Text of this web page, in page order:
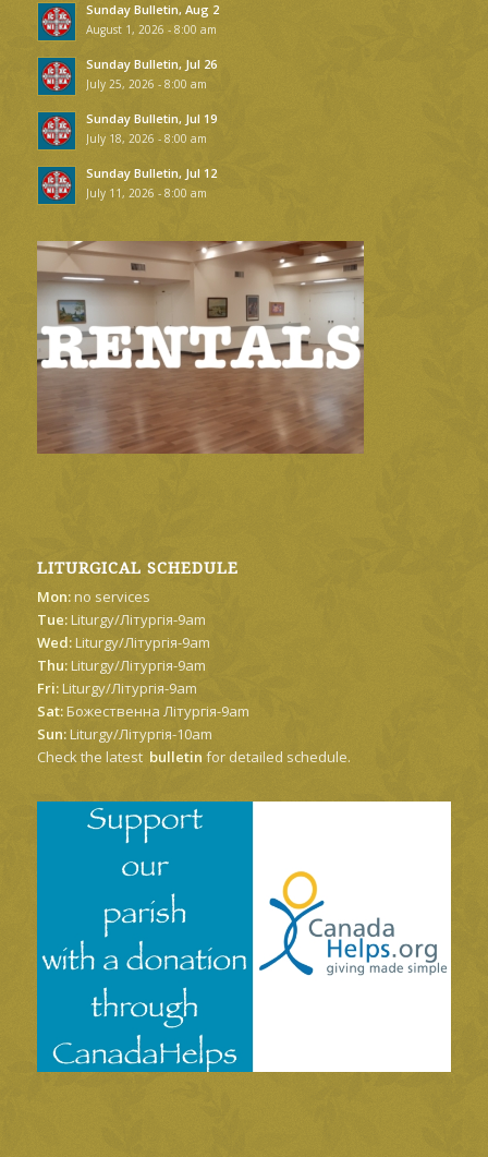
Sunday Bulletin, Aug 2
August 1, 2026 - 8:00 am
Sunday Bulletin, Jul 26
July 25, 2026 - 8:00 am
Sunday Bulletin, Jul 19
July 18, 2026 - 8:00 am
Sunday Bulletin, Jul 12
July 11, 2026 - 8:00 am
LITURGICAL SCHEDULE
Mon:no services
Tue:Liturgy/Літургія-9am
Wed:Liturgy/Літургія-9am
Thu:Liturgy/Літургія-9am
Fri:Liturgy/Літургія-9am
Sat:Божественна Літургія-9am
Sun:Liturgy/Літургія-10am
Check the latest bulletin for detailed schedule.